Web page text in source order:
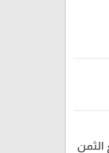
الثمن